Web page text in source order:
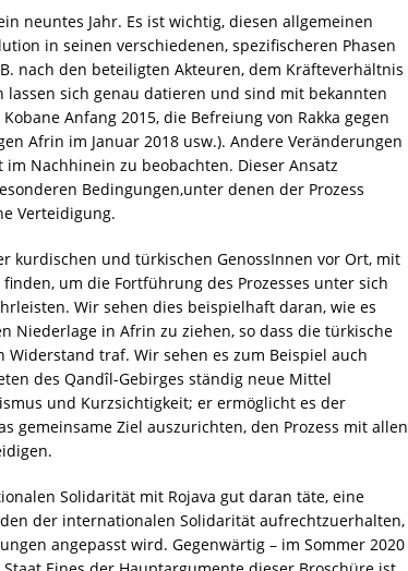
neuntes Jahr. Es ist wichtig, diesen allgemeinen
in seinen verschiedenen, spezifischeren Phasen
nach den beteiligten Akteuren, dem Kräfteverhältnis
lassen sich genau datieren und sind mit bekannten
Anfang 2015, die Befreiung von Rakka gegen
Afrin im Januar 2018 usw.). Andere Veränderungen
Nachhinein zu beobachten. Dieser Ansatz
Bedingungen,unter denen der Prozess
Verteidigung.
kurdischen und türkischen GenossInnen vor Ort, mit
um die Fortführung des Prozesses unter sich
Wir sehen dies beispielhaft daran, wie es
Niederlage in Afrin zu ziehen, so dass die türkische
traf. Wir sehen es zum Beispiel auch
des Qandîl-Gebirges ständig neue Mittel
und Kurzsichtigkeit; er ermöglicht es der
gemeinsame Ziel auszurichten, den Prozess mit allen
Solidarität mit Rojava gut daran täte, eine
der internationalen Solidarität aufrechtzuerhalten,
angepasst wird. Gegenwärtig – im Sommer 2020